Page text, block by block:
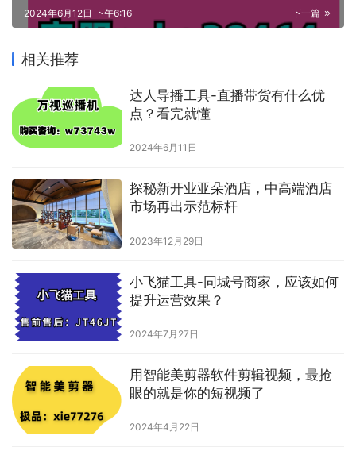
下一篇
2024年6月12日 下午6:16
相关推荐
达人导播工具-直播带货有什么优
点？看完就懂
2024年6月11日
探秘新开业亚朵酒店，中高端酒店
市场再出示范标杆
2023年12月29日
小飞猫工具-同城号商家，应该如何
提升运营效果？
2024年7月27日
用智能美剪器软件剪辑视频，最抢
眼的就是你的短视频了
2024年4月22日